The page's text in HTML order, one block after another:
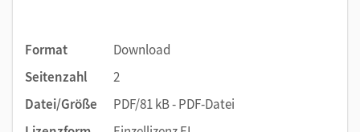
Format
Download
Seitenzahl
2
Datei/Größe
PDF/81 kB - PDF-Datei